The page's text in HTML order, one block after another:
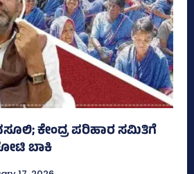
ಕೇಂದ್ರ ಪರಿಹಾರ ಸಮಿತಿಗೆ
ಬಾಕಿ